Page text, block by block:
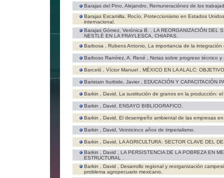
Barajas del Pino, Alejandro, Remuneraciónes de los
Barajas Escamilla, Rocío, Proteccionismo en Estados
internacional.
Barajas Gómez, Verónica B. , LA REORGANIZACIÓN DEL
NESTLÉ EN LA FRAYLESCA, CHIAPAS.
Barbosa , Rubens Antonio, La importancia de la
Barboso Ramírez, A. René , Notas sobre progreso técnico y
Barceló , Víctor Manuel , MÉXICO EN LA ALALC:
Baristain Iturbide, Javier , EDUCACIÓN Y CAPACITACIÓN
Barkin , David, La sustitución de granos en la producción:
Barkin , David, ENSAYO BIBLIOGRAFICO.
Barkin , David, El desempeño ambiental de las empresas
Barkin , David, Veinticinco años de imperialismo.
Barkin , David, LA AGRICULTURA: SECTOR CLAVE DEL
Barkin , David , LA PERSISTENCIA DE LA POBREZA EN
ESTRUCTURAL .
Barkin , David , Desarrollo regional y reorganización
problema agropecuario mexicano.